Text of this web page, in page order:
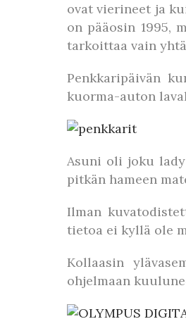
ovat vierineet ja
on pääosin 1995,
tarkoittaa vain
Penkkaripäivän
kuorma-auton
Asuni oli joku
pitkän hameen
Ilman
tietoa ei kyllä ole
Kollaasin
ohjelmaan